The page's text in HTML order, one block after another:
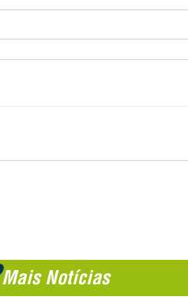
Mais Notícias